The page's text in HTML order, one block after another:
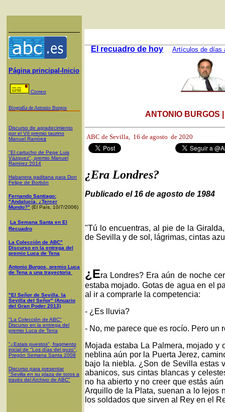
Página principal-Inicio
Correo
Biografía de Antonio Burgos
Discurso de agradecimiento
por el VII premio taurino
Manuel Ramírez
"El cartucho de Pepe Luis
Vázquez", premio Manuel
Ramírez 2014
Habanera gaditana para Don
Felipe de Borbón
Fernando Santiago:
"Andalucía, ¿Tercer
Mundo?" (El País, 10/7/2006)
La Semana Santa en El
Recuadro
La Colección de ABC"
Discurso en la entrega del
premio Luca de Tena
Antonio Burgos, premio Luca
de Tena a una trayectoria
"El Señor de Sevilla, la
Sevilla del Señor" (Anuario
del Gran Poder 2013)
"La Colección de ABC"
Discurso en la entrega del
premio Luca de Tena
"¿Estais puestos", fragmento
inicial de "Los días del gozo",
Pregón Semana Santa 2008
Discurso para presentar
"Sevilla en su plaza de toros a
través del Archivo de ABC"
El recuadro de hoy Artículos de días
ANTONIO BURGOS
ABC de Sevilla, 16 de agosto de 2020
¿Era Londres?
Publicado el 16 de agosto de 1984
"Tú lo encuentras, al pie de la
de Sevilla y de sol, lágrimas, cintas
¿Era Londres? Era aún de noche
estaba mojado. Gotas de agua en el
al ir a comprarle la competencia:
- ¿Es lluvia?
- No, me parece que es rocío. Pero un
Mojada estaba La Palmera, mojado
neblina aún por la Puerta Jerez,
bajo la niebla. ¿Son de Sevilla estas
abanicos, sus cintas blancas y
no ha abierto y no creer que estás
Arquillo de la Plata, suenan a lo lejos
los soldados que sirven al Rey en el